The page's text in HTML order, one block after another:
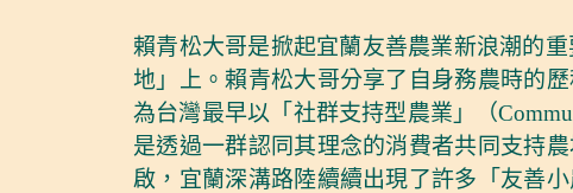
賴青松大哥是掀起宜蘭友善農業新浪潮的
地」上。賴青松大哥分享了自身務農時的
為台灣最早以「社群支持型農業」（
是透過一群認同其理念的消費者共同支持
啟，宜蘭深溝路陸續續出現了許多「友善